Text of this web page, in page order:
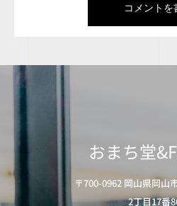
おまち堂
〒700-0962 岡山県岡山
2丁目17番